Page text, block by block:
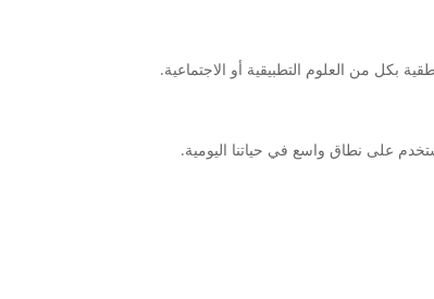
بكل من العلوم التطبيقية أو الاجتماعية.
على نطاق واسع في حياتنا اليومية.